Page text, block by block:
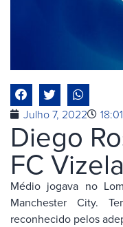
Julho 7, 2022 18:01
Diego
FC Vizela
Médio jogava no
Manchester City.
reconhecido pelos